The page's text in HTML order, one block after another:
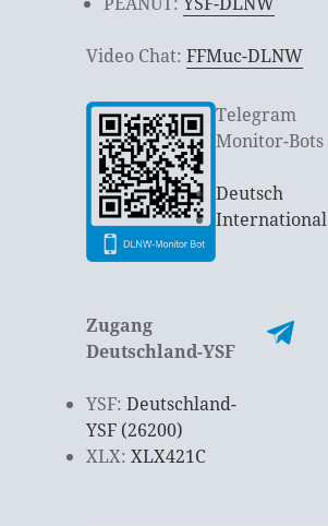
Video Chat:FFMuc-DLNW
Telegram
Monitor-Bots
Deutsch
International
Zugang
Deutschland-YSF
YSF:Deutschland-
YSF (26200)
XLX:XLX421C